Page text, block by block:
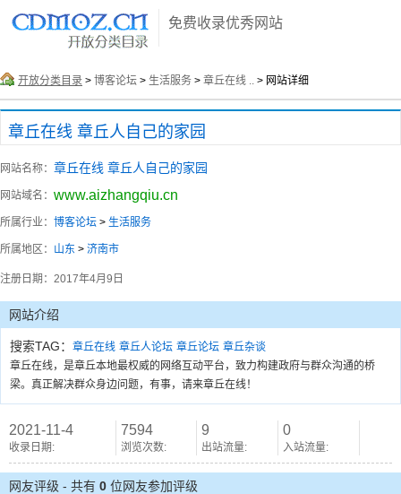
免费收录优秀网站
开放分类目录 > 博客论坛 > 生活服务 > 章丘在线 .. > 网站详细
章丘在线 章丘人自己的家园
网站名称： 章丘在线 章丘人自己的家园
网站域名： www.aizhangqiu.cn
所属行业： 博客论坛 > 生活服务
所属地区： 山东 > 济南市
注册日期： 2017年4月9日
网站介绍
搜索TAG： 章丘在线 章丘人论坛 章丘论坛 章丘杂谈
章丘在线，是章丘本地最权威的网络互动平台，致力构建政府与群众沟通的桥
梁。真正解决群众身边问题，有事，请来章丘在线！
2021-11-4
收录日期:
7594
浏览次数:
9
出站流量:
0
入站流量:
网友评级 - 共有 0 位网友参加评级